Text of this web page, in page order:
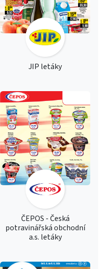
JIP letáky
ČEPOS - Česká
potravinářská obchodní
a.s. letáky